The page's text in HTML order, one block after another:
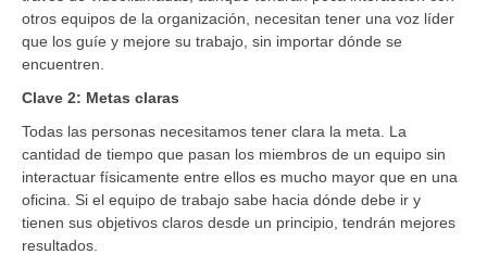
otros equipos de la organización, necesitan tener una voz líder
que los guíe y mejore su trabajo, sin importar dónde se
encuentren.
Clave 2: Metas claras
Todas las personas necesitamos tener clara la meta. La
cantidad de tiempo que pasan los miembros de un equipo sin
interactuar físicamente entre ellos es mucho mayor que en una
oficina. Si el equipo de trabajo sabe hacia dónde debe ir y
tienen sus objetivos claros desde un principio, tendrán mejores
resultados.